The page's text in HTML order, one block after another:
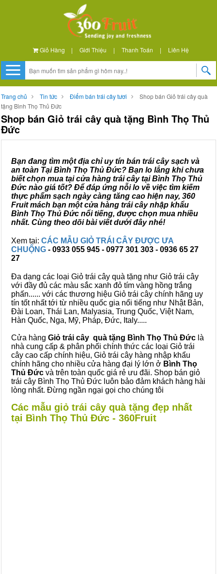
Giỏ Hàng | Giới Thiệu | Thanh Toán | Liên Hệ
Trang chủ Tin tức Điểm bán trái cây tươi
Shop bán Giỏ trái cây quà
tặng Bình Thọ Thủ Đức
Shop bán Giỏ trái cây quà tặng Bình Thọ Thủ
Đức
Bạn đang tìm một địa chỉ uy tín bán trái cây sạch và
an toàn Tại Bình Thọ Thủ Đức? Bạn lo lắng khi chưa
biết chọn mua tại cửa hàng trái cây tại Bình Thọ Thủ
Đức nào giá tốt? Để đáp ứng nỗi lo về việc tìm kiếm
thực phẩm sạch ngày càng tăng cao hiện nay, 360
Fruit mách bạn một cửa hàng trái cây nhập khẩu
Bình Thọ Thủ Đức nổi tiếng, được chọn mua nhiều
nhất. Cùng theo dõi bài viết dưới đây nhé!
Xem tại: CÁC MẪU GIỎ TRÁI CÂY ĐƯỢC ƯA
CHUỘNG - 0933 055 945 - 0977 301 303 - 0936 65 27
27
Đa dạng các loại Giỏ trái cây quà tặng như Giỏ trái cây
với đầy đủ các màu sắc xanh đỏ tím vàng hồng trắng
phấn...... với các thương hiệu Giỏ trái cây chính hãng uy
tín tốt nhất tới từ nhiều quốc gia nổi tiếng như Nhật Bản,
Đài Loan, Thái Lan, Malyasia, Trung Quốc, Việt Nam,
Hàn Quốc, Nga, Mỹ, Pháp, Đức, Italy.....
Cửa hàng Giỏ trái cây quà tặng Bình Thọ Thủ Đức là
nhà cung cấp & phân phối chính thức các loại Giỏ trái
cây cao cấp chính hiệu, Giỏ trái cây hàng nhập khẩu
chính hãng cho nhiều cửa hàng đại lý lớn ở Bình Thọ
Thủ Đức và trên toàn quốc giá rẻ ưu đãi. Shop bán giỏ
trái cây Bình Thọ Thủ Đức luôn bảo đảm khách hàng hài
lòng nhất. Đừng ngần ngại gọi cho chúng tôi
Các mẫu giỏ trái cây quà tặng đẹp nhất
tại Bình Thọ Thủ Đức - 360Fruit